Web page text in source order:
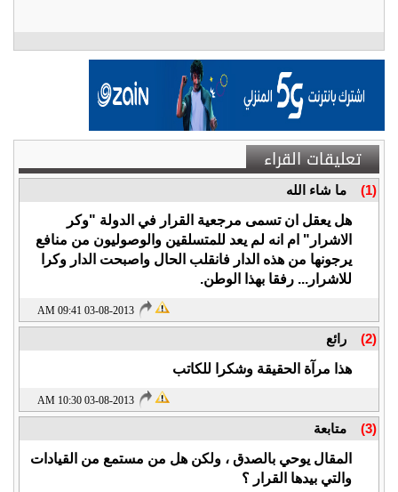
تعليقات القراء
(1)
ما شاء الله
هل يعقل ان تسمى مرجعية القرار في الدولة "وكر
الاشرار" ام انه لم يعد للمتسلقين والوصوليون من منافع
يرجونها من هذه الدار فانقلب الحال واصبحت الدار وكرا
للاشرار... رفقا بهذا الوطن.
03-08-2013 09:41 AM
(2)
رائع
هذا مرآة الحقيقة وشكرا للكاتب
03-08-2013 10:30 AM
(3)
متابعة
المقال يوحي بالصدق ، ولكن هل من مستمع من القيادات
والتي بيدها القرار ؟